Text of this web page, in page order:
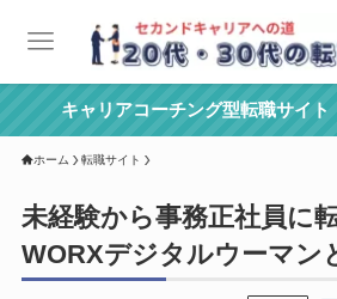
キャリアコーチング型転職サイト
ホーム 転職サイト
未経験から事務正社員に
WORXデジタルウーマン